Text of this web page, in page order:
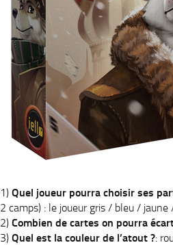
1) Quel joueur pourra choisir ses
2 camps) : le joueur gris / bleu /
2) Combien de cartes on pourra
3) Quel est la couleur de l’atout ?: